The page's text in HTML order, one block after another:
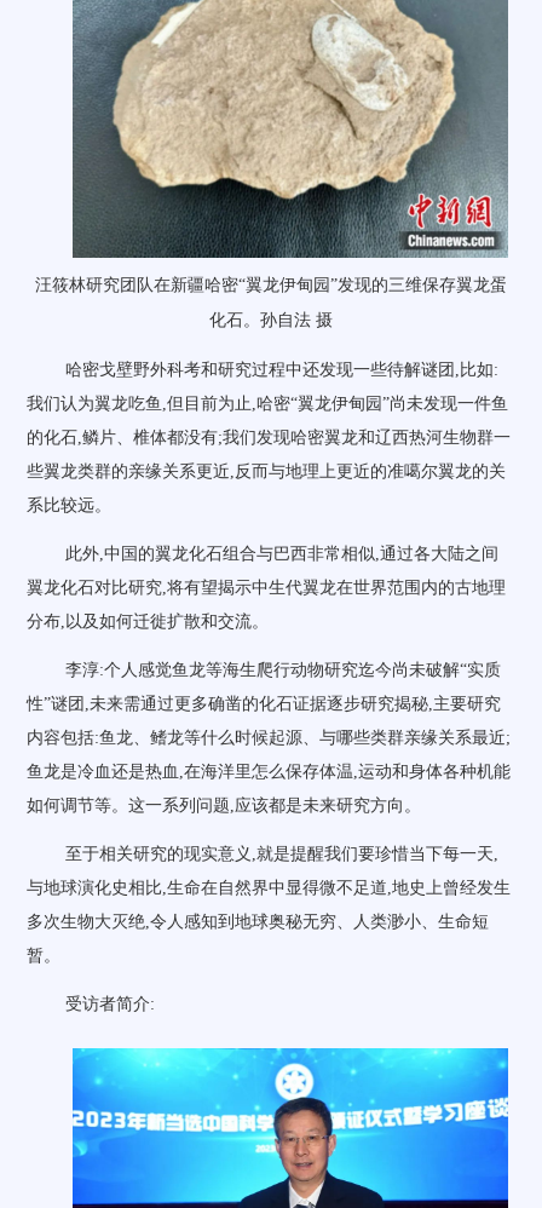
汪筱林研究团队在新疆哈密“翼龙伊甸园”发现的三维保存翼龙蛋
化石。孙自法 摄
哈密戈壁野外科考和研究过程中还发现一些待解谜团,比如:
我们认为翼龙吃鱼,但目前为止,哈密“翼龙伊甸园”尚未发现一件鱼
的化石,鳞片、椎体都没有;我们发现哈密翼龙和辽西热河生物群一
些翼龙类群的亲缘关系更近,反而与地理上更近的准噶尔翼龙的关
系比较远。
此外,中国的翼龙化石组合与巴西非常相似,通过各大陆之间
翼龙化石对比研究,将有望揭示中生代翼龙在世界范围内的古地理
分布,以及如何迁徙扩散和交流。
李淳:个人感觉鱼龙等海生爬行动物研究迄今尚未破解“实质
性”谜团,未来需通过更多确凿的化石证据逐步研究揭秘,主要研究
内容包括:鱼龙、鳍龙等什么时候起源、与哪些类群亲缘关系最近;
鱼龙是冷血还是热血,在海洋里怎么保存体温,运动和身体各种机能
如何调节等。这一系列问题,应该都是未来研究方向。
至于相关研究的现实意义,就是提醒我们要珍惜当下每一天,
与地球演化史相比,生命在自然界中显得微不足道,地史上曾经发生
多次生物大灭绝,令人感知到地球奥秘无穷、人类渺小、生命短
暂。
受访者简介: